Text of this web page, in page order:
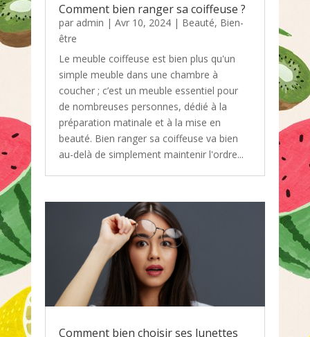
Comment bien ranger sa coiffeuse ?
par admin | Avr 10, 2024| Beauté, Bien-
être
Le meuble coiffeuse est bien plus qu'un
simple meuble dans une chambre à
coucher ; c’est un meuble essentiel pour
de nombreuses personnes, dédié à la
préparation matinale et à la mise en
beauté. Bien ranger sa coiffeuse va bien
au-delà de simplement maintenir l'ordre...
Comment bien choisir ses lunettes